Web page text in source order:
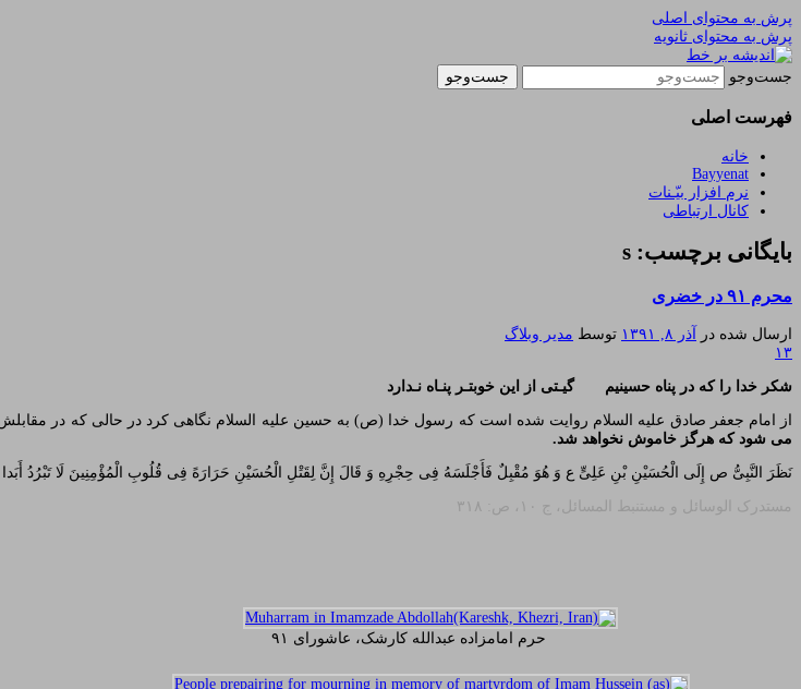
پرش به محتوای اصلی
پرش به محتوای ثانویه
اندیشه بر خط
یادداشتهای یک معلم در باب زندگی، اخلاق، اخبار، علم و سیاست
جست‌وجو
فهرست اصلی
خانه
Bayyenat
نرم افزار بیّـنات
کانال ارتباطی
بایگانی برچسب: s
محرم ۹۱ در خضری
ارسال شده در آذر ۸, ۱۳۹۱ توسط مدیر وبلاگ
۱۳
شکر خدا را که در پناه حسینیم گیـتی از این خوبتـر پنـاه نـدارد
از امام جعفر صادق علیه السلام روایت شده است که رسول خدا (ص) به حسین علیه السلام نگاهی کرد در حالی که در
می شود که هرگز خاموش نخواهد شد.
نَظَرَ النَّبِیُّ ص إِلَى الْحُسَیْنِ بْنِ عَلِیٍّ ع وَ هُوَ مُقْبِلٌ فَأَجْلَسَهُ فِی حِجْرِهِ وَ قَالَ إِنَّ لِقَتْلِ الْحُسَیْنِ حَرَارَهً فِی قُلُوبِ الْمُؤْمِنِینَ لَا تَبْرُدُ أَبَدا
مستدرک الوسائل و مستنبط المسائل، ج ‏۱۰، ص: ۳۱۸
حرم امامزاده عبدالله کارشک، عاشورای ۹۱